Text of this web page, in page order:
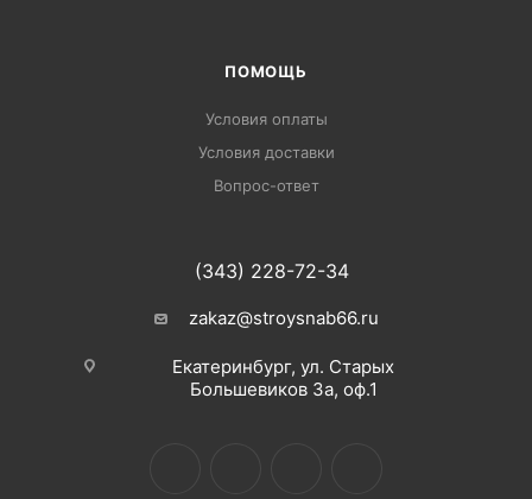
ПОМОЩЬ
Условия оплаты
Условия доставки
Вопрос-ответ
(343) 228-72-34
zakaz@stroysnab66.ru
Екатеринбург, ул. Старых
Большевиков 3а, оф.1